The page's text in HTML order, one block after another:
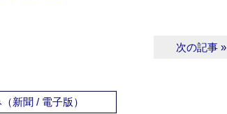
次の記事 »
新聞 / 電子版）